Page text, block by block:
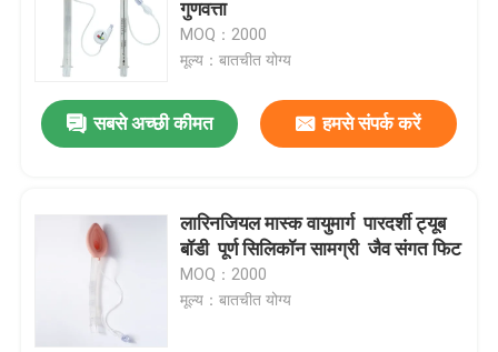
OEM कैथेटर
गुणवत्ता
MOQ：2000
मूल्य：बातचीत योग्य
सबसे अच्छी कीमत हमसे संपर्क करें
लारिनजियल मास्क वायुमार्ग ️ पारदर्शी ट्यूब
बॉडी ️ पूर्ण सिलिकॉन सामग्री ️ जैव संगत फिट
MOQ：2000
मूल्य：बातचीत योग्य